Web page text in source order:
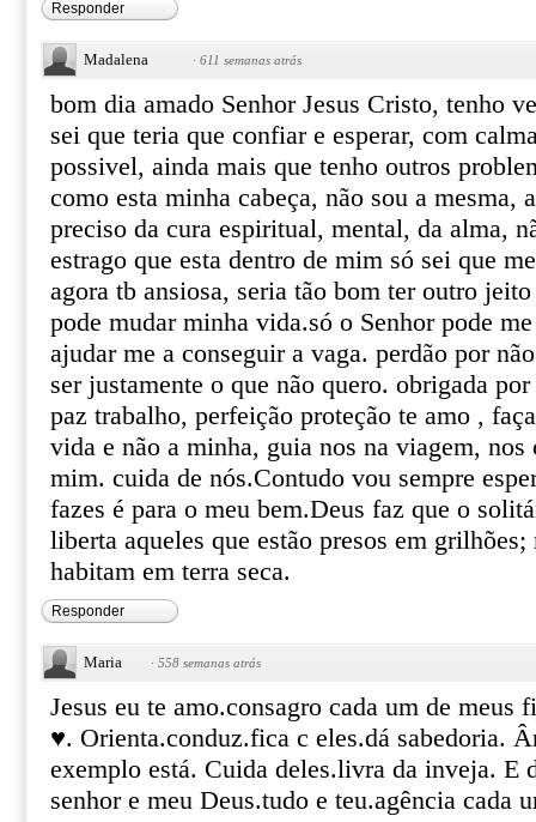
Responder
Madalena · 611 semanas atrás
bom dia amado Senhor Jesus Cristo, tenho
sei que teria que confiar e esperar, com
possivel, ainda mais que tenho outros
como esta minha cabeça, não sou a mesma,
preciso da cura espiritual, mental, da alma,
estrago que esta dentro de mim só sei que
agora tb ansiosa, seria tão bom ter outro
pode mudar minha vida.só o Senhor pode
ajudar me a conseguir a vaga. perdão por
ser justamente o que não quero. obrigada
paz trabalho, perfeição proteção te amo ,
vida e não a minha, guia nos na viagem, nos
mim. cuida de nós.Contudo vou sempre
fazes é para o meu bem.Deus faz que o
liberta aqueles que estão presos em grilhões;
habitam em terra seca.
Responder
Maria · 558 semanas atrás
Jesus eu te amo.consagro cada um de meus
♥. Orienta.conduz.fica c eles.dá sabedoria.
exemplo está. Cuida deles.livra da inveja. E
senhor e meu Deus.tudo e teu.agência cada